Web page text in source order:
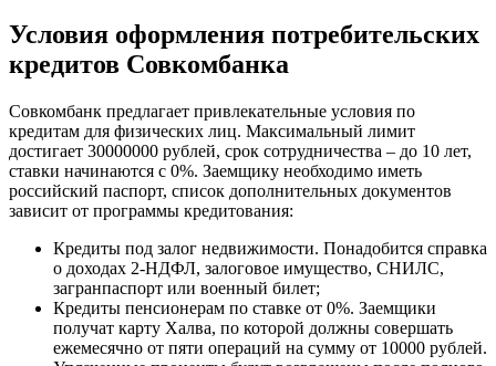
Условия оформления потребительских
кредитов Совкомбанка
Совкомбанк предлагает привлекательные условия по
кредитам для физических лиц. Максимальный лимит
достигает 30000000 рублей, срок сотрудничества – до 10 лет,
ставки начинаются с 0%. Заемщику необходимо иметь
российский паспорт, список дополнительных документов
зависит от программы кредитования:
Кредиты под залог недвижимости. Понадобится справка
о доходах 2-НДФЛ, залоговое имущество, СНИЛС,
загранпаспорт или военный билет;
Кредиты пенсионерам по ставке от 0%. Заемщики
получат карту Халва, по которой должны совершать
ежемесячно от пяти операций на сумму от 10000 рублей.